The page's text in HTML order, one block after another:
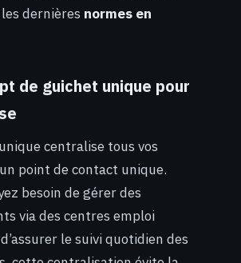
dernières normes en
de guichet unique pour
centralise tous vos
point de contact unique.
besoin de gérer des
via des centres emploi
le suivi quotidien des